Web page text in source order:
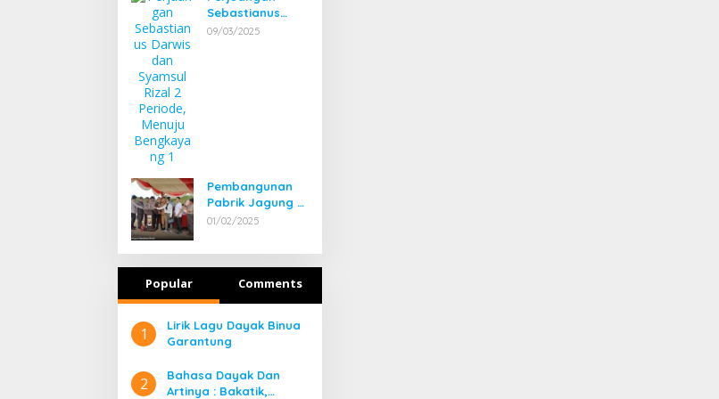
Sebastianus
Darwis dan
09/03/2025
Pembangunan
Pabrik Jagung di
Bengkayang:
bagi Petani
01/02/2025
Popular Comments
1
Lirik Lagu Dayak Binua
Garantung
2
Bahasa Dayak Dan
Artinya : Bakatik,